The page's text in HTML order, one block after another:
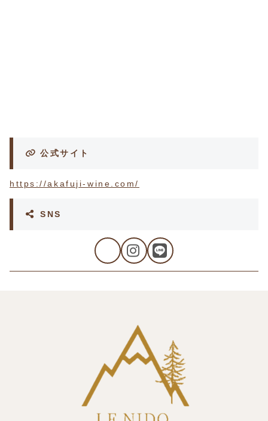
公式サイト
https://akafuji-wine.com/
SNS